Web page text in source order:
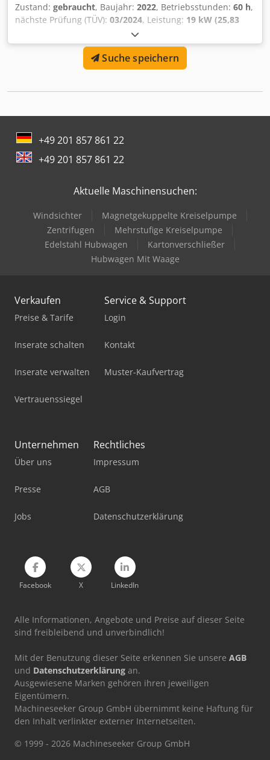
Zustand: gebraucht, Baujahr: 2022, Betriebsstunden: 60 h,
nächste Prüfung (TÜV): 03/2024, Leistung: 19 kW (25,83
ABS, Allradantrieb, Kabine
Differentialsperren elektreisch schaltbar Dsdpfxevhuqhj
Ambskr * Dach- u. Frontscheibe * mech. Kippbare
Ladefläche * 2 Sitze * Anhängevorrichtung K50 ----*
Motorschmiersystem * Druckumlaufschmierung *
Doppelte Dreieckslenker ----* Bereifung VA: 26x9.00-12 4
PR * Bereifung HA: 26x11.00-12 4 PR * Radstand: 2345 mm
* Ladefläche LxBxH: 1375 x 1355 x 280 mm * mögliche
Ltr. Diesel * Höchstgeschwindigkeit: 48 Km/H ----
Fahrzeugnummer 6647 -----Irrtümer und Zwischenverkauf
vorbehalten WhatsApp-Support verfügbar! Bei Fragen zum
Fahrzeug oder für weitere Infos schreiben Sie uns gerne
bequem per WhatsApp Whatsapp Whatsapp
Suche speichern
+49 201 857 861 22
+49 201 857 861 22
Aktuelle Maschinensuchen:
Windsichter
Magnetgekuppelte Kreiselpumpe
Zentrifugen
Mehrstufige Kreiselpumpe
Edelstahl Hubwagen
Kartonverschließer
Hubwagen Mit Waage
Verkaufen
Preise & Tarife
Inserate schalten
Inserate verwalten
Vertrauenssiegel
Service & Support
Login
Kontakt
Muster-Kaufvertrag
Unternehmen
Über uns
Presse
Jobs
Rechtliches
Impressum
AGB
Datenschutzerklärung
Facebook X LinkedIn
Alle Informationen, Angebote und Preise auf dieser Seite
sind freibleibend und unverbindlich!
Mit der Benutzung dieser Seite erkennen Sie unsere AGB
und Datenschutzerklärung an.
Ausgewiesene Marken gehören ihren jeweiligen
Eigentümern.
Machineseeker Group GmbH übernimmt keine Haftung für
den Inhalt verlinkter externer Internetseiten.
© 1999 - 2026 Machineseeker Group GmbH